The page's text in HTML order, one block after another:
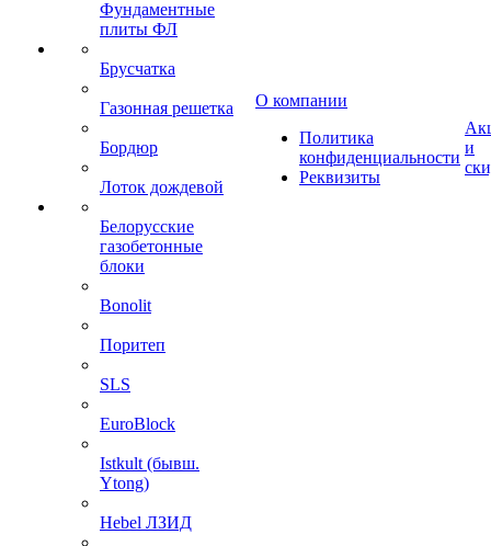
Фундаментные
плиты ФЛ
Брусчатка
Газонная решетка
Бордюр
Лоток дождевой
Белорусские
газобетонные
блоки
Bonolit
Поритеп
SLS
EuroBlock
Istkult (бывш.
Ytong)
Hebel ЛЗИД
О компании
Политика
конфиденциальности
Реквизиты
и